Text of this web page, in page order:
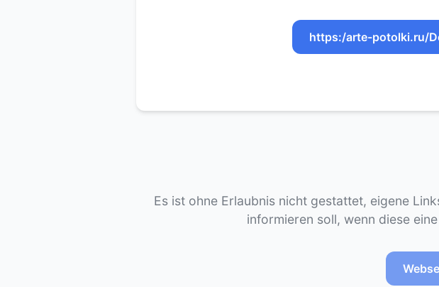
https:/arte-potolki.ru/
Es ist ohne Erlaubnis nicht gestattet, eigene
informieren soll, wenn diese